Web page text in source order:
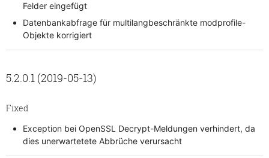
Felder eingefügt
Datenbankabfrage für multilangbeschränkte modprofile-
Objekte korrigiert
5.2.0.1 (2019-05-13)
Fixed
Exception bei OpenSSL Decrypt-Meldungen verhindert, da
dies unerwartetete Abbrüche verursacht